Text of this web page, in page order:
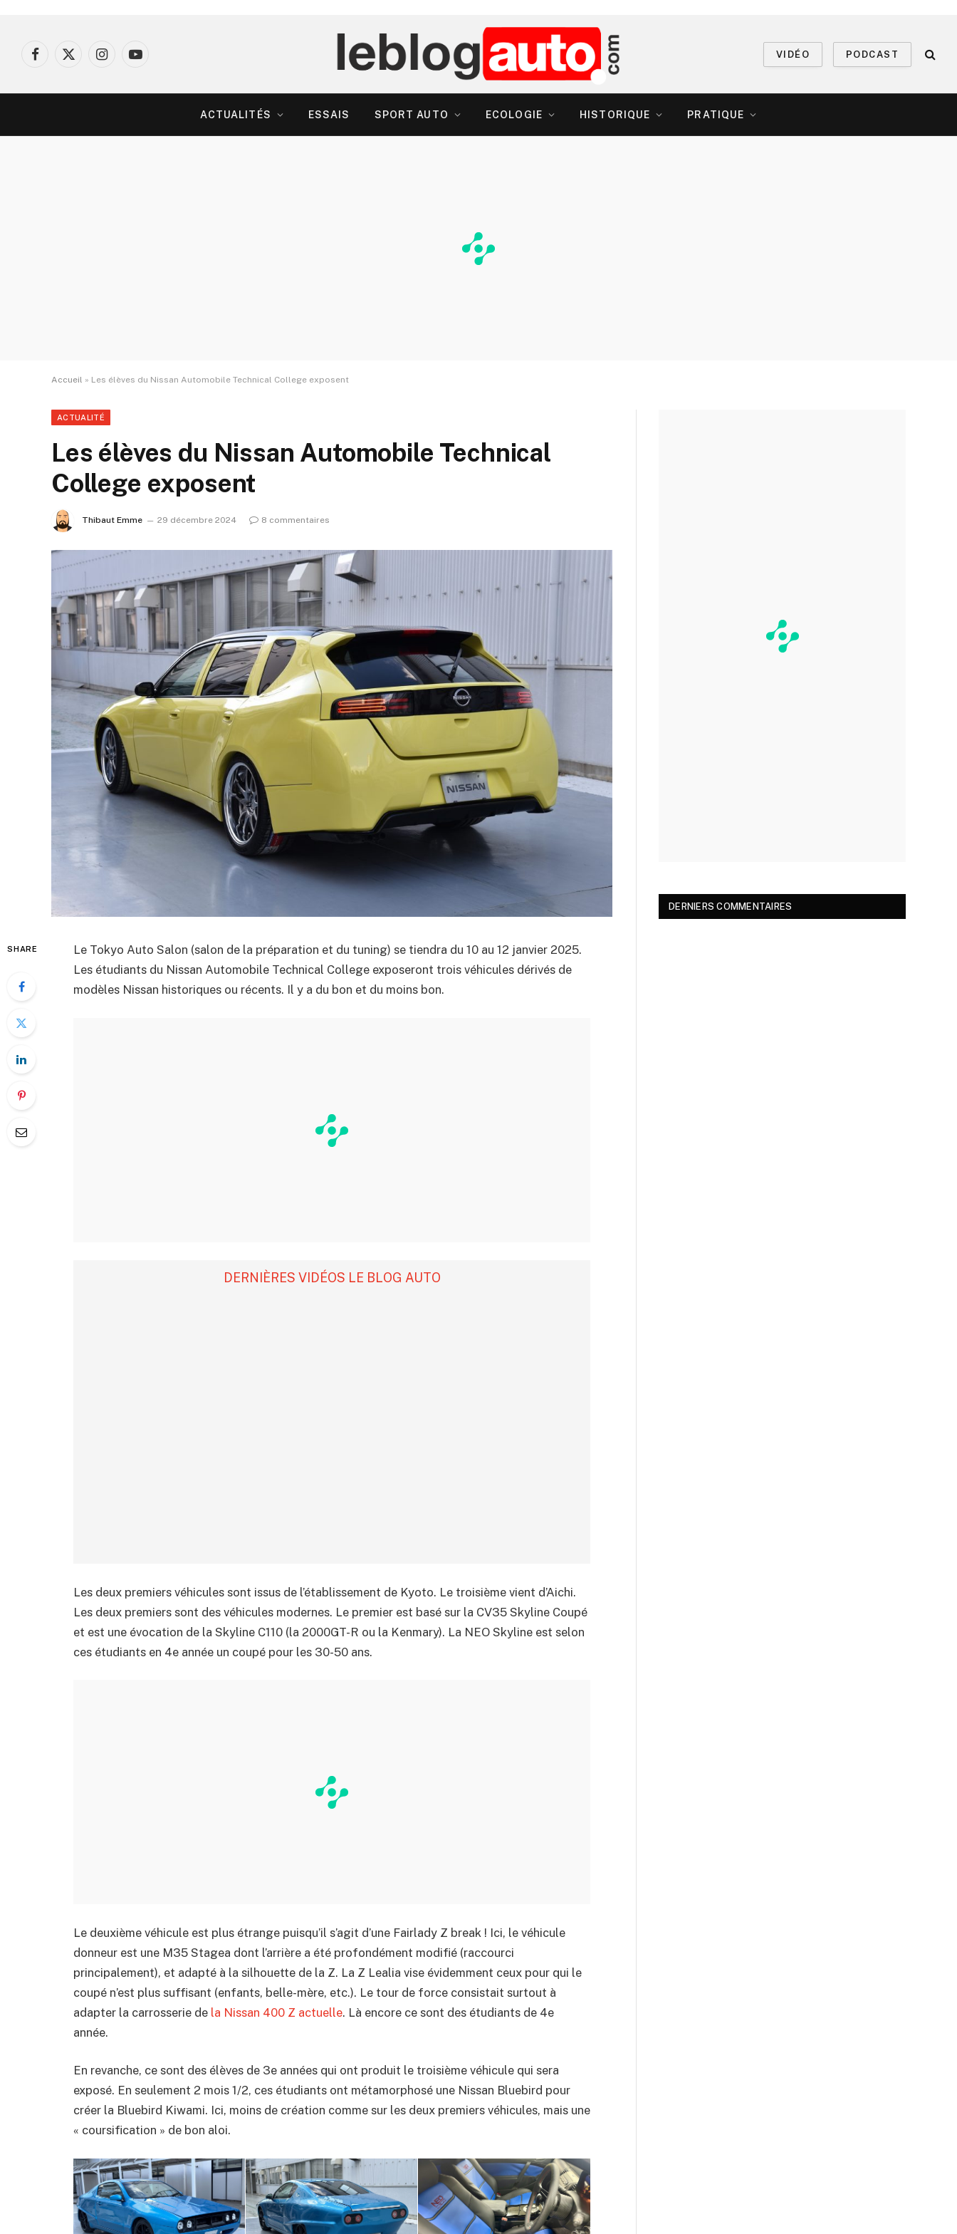
Facebook
X
InstagramYouTube
VIDÉO PODCAST
ACTUALITÉS ESSAIS SPORT AUTO ECOLOGIE HISTORIQUE PRATIQUE
Accueil » Les élèves du Nissan Automobile Technical College exposent
ACTUALITÉ
Les élèves du Nissan Automobile Technical
College exposent
Thibaut Emme 29 décembre 2024 8 commentaires
SHARE
Le Tokyo Auto Salon (salon de la préparation et du tuning) se tiendra du 10 au 12 janvier 2025.
Les étudiants du Nissan Automobile Technical College exposeront trois véhicules dérivés de
modèles Nissan historiques ou récents. Il y a du bon et du moins bon.
DERNIÈRES VIDÉOS LE BLOG AUTO
Les deux premiers véhicules sont issus de l’établissement de Kyoto. Le troisième vient d’Aichi.
Les deux premiers sont des véhicules modernes. Le premier est basé sur la CV35 Skyline Coupé
et est une évocation de la Skyline C110 (la 2000GT-R ou la Kenmary). La NEO Skyline est selon
ces étudiants en 4e année un coupé pour les 30-50 ans.
Le deuxième véhicule est plus étrange puisqu’il s’agit d’une Fairlady Z break ! Ici, le véhicule
donneur est une M35 Stagea dont l’arrière a été profondément modifié (raccourci
principalement), et adapté à la silhouette de la Z. La Z Lealia vise évidemment ceux pour qui le
coupé n’est plus suffisant (enfants, belle-mère, etc.). Le tour de force consistait surtout à
adapter la carrosserie de la Nissan 400 Z actuelle. Là encore ce sont des étudiants de 4e
année.
En revanche, ce sont des élèves de 3e années qui ont produit le troisième véhicule qui sera
exposé. En seulement 2 mois 1/2, ces étudiants ont métamorphosé une Nissan Bluebird pour
créer la Bluebird Kiwami. Ici, moins de création comme sur les deux premiers véhicules, mais une
« coursification » de bon aloi.
DERNIERS COMMENTAIRES